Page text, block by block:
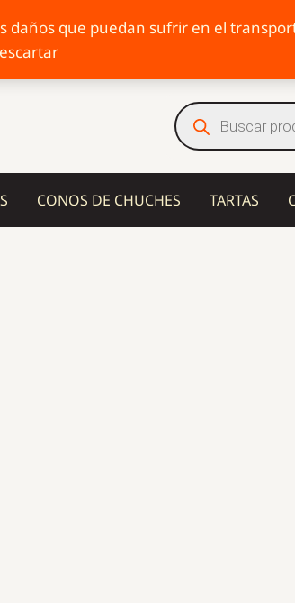
que puedan sufrir en el
Búsqueda
de
productos
CONOS DE CHUCHES TARTAS